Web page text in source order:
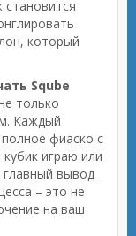
который
Sqube
только
Каждый
фиаско с
играю или
главный вывод
– это не
на ваш